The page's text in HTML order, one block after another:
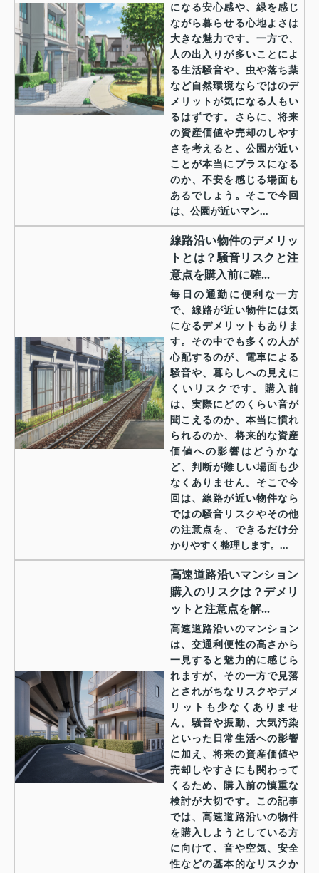
になる安心感や、緑を感じ
ながら暮らせる心地よさは
大きな魅力です。一方で、
人の出入りが多いことによ
る生活騒音や、虫や落ち葉
など自然環境ならではのデ
メリットが気になる人もい
るはずです。さらに、将来
の資産価値や売却のしやす
さを考えると、公園が近い
ことが本当にプラスになる
のか、不安を感じる場面も
あるでしょう。そこで今回
は、公園が近いマン...
線路沿い物件のデメリッ
トとは？騒音リスクと注
意点を購入前に確...
毎日の通勤に便利な一方
で、線路が近い物件には気
になるデメリットもありま
す。その中でも多くの人が
心配するのが、電車による
騒音や、暮らしへの見えに
くいリスクです。購入前
は、実際にどのくらい音が
聞こえるのか、本当に慣れ
られるのか、将来的な資産
価値への影響はどうかな
ど、判断が難しい場面も少
なくありません。そこで今
回は、線路が近い物件なら
ではの騒音リスクやその他
の注意点を、できるだけ分
かりやすく整理します。...
高速道路沿いマンション
購入のリスクは？デメリ
ットと注意点を解...
高速道路沿いのマンション
は、交通利便性の高さから
一見すると魅力的に感じら
れますが、その一方で見落
とされがちなリスクやデメ
リットも少なくありませ
ん。騒音や振動、大気汚染
といった日常生活への影響
に加え、将来の資産価値や
売却しやすさにも関わって
くるため、購入前の慎重な
検討が大切です。この記事
では、高速道路沿いの物件
を購入しようとしている方
に向けて、音や空気、安全
性などの基本的なリスクか